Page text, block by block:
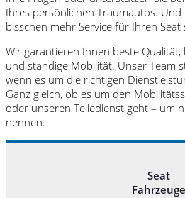
Ihres persönlichen Traumautos.
bisschen mehr Service für Ihren Seat
Wir garantieren Ihnen beste
und ständige Mobilität. Unser Team
wenn es um die richtigen
Ganz gleich, ob es um den
oder unseren Teiledienst geht – um
nennen.
Seat
Fahrzeuge